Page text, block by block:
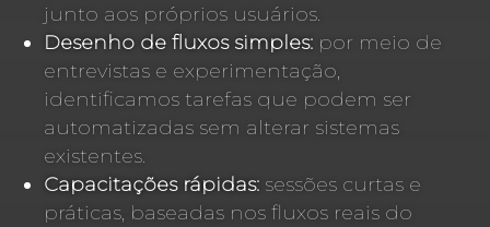
junto aos próprios usuários.
Desenho de fluxos simples: por meio de
entrevistas e experimentação,
identificamos tarefas que podem ser
automatizadas sem alterar sistemas
existentes.
Capacitações rápidas: sessões curtas e
práticas, baseadas nos fluxos reais do